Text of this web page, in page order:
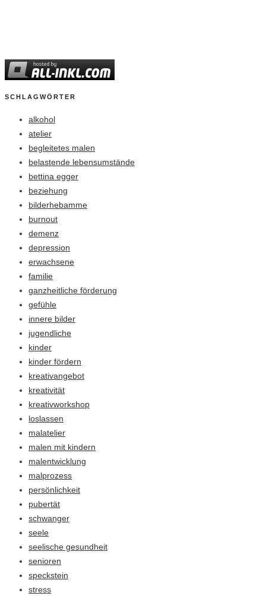
SCHLAGWÖRTER
alkohol
atelier
begleitetes malen
belastende lebensumstände
bettina egger
beziehung
bilderhebamme
burnout
demenz
depression
erwachsene
familie
ganzheitliche förderung
gefühle
innere bilder
jugendliche
kinder
kinder fördern
kreativangebot
kreativität
kreativworkshop
loslassen
malatelier
malen mit kindern
malentwicklung
malprozess
persönlichkeit
pubertät
schwanger
seele
seelische gesundheit
senioren
speckstein
stress